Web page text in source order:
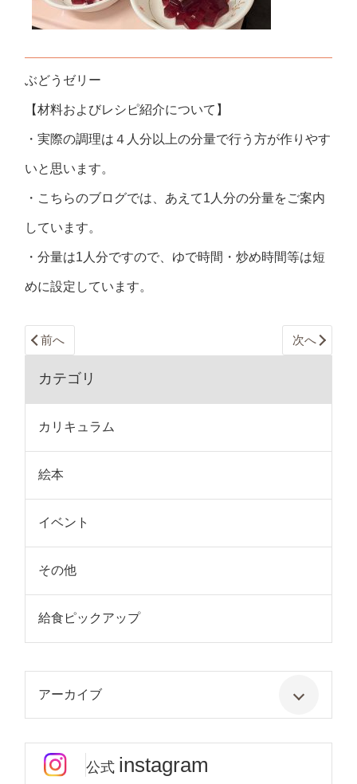
ぶどうゼリー
【材料およびレシピ紹介について】
・実際の調理は４人分以上の分量で行う方が作りやす
いと思います。
・こちらのブログでは、あえて1人分の分量をご案内
しています。
・分量は1人分ですので、ゆで時間・炒め時間等は短
めに設定しています。
前へ 次へ
カテゴリ
カリキュラム
絵本
イベント
その他
給食ピックアップ
アーカイブ
公式 instagram